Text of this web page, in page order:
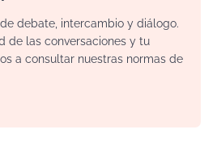
debate, intercambio y diálogo.
de las conversaciones y tu
a consultar nuestras normas de